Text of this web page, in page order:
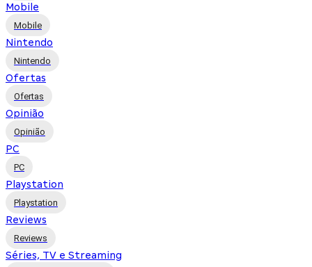
Mobile
Mobile
Nintendo
Nintendo
Ofertas
Ofertas
Opinião
Opinião
PC
PC
Playstation
Playstation
Reviews
Reviews
Séries, TV e Streaming